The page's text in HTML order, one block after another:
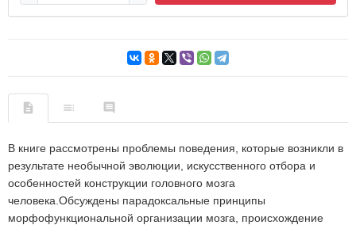
В книге рассмотрены проблемы поведения, которые возникли в
результате необычной эволюции, искусственного отбора и
особенностей конструкции головного мозга
человека.Обсуждены парадоксальные принципы
морфофункциональной организации мозга, происхождение